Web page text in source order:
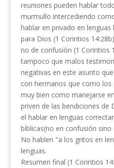
reuniones pueden hablar
murmullo intercediendo
hablar en privado en
para Dios (1 Corintios
no de confusión (1 Corintios
tampoco que malos
negativas en este asunto
con hermanos que como los
muy bien como manejarse
priven de las bendiciones
el hablar en lenguas
bíblicas(no en confusión sino
No hablen "a los gritos en
lenguas.
Resumen final (1 Corintios